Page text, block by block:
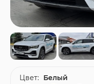
Цвет: Белый